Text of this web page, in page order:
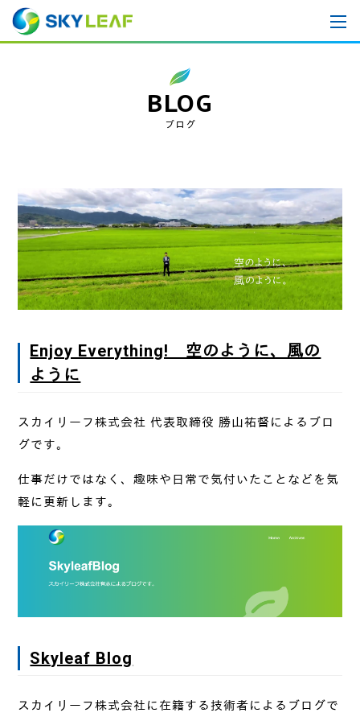
BLOG
ブログ
Enjoy Everything! 空のように、風の
ように
スカイリーフ株式会社 代表取締役 勝山祐督によるブロ
グです。
仕事だけではなく、趣味や日常で気付いたことなどを気
軽に更新します。
Skyleaf Blog
スカイリーフ株式会社に在籍する技術者によるブログで